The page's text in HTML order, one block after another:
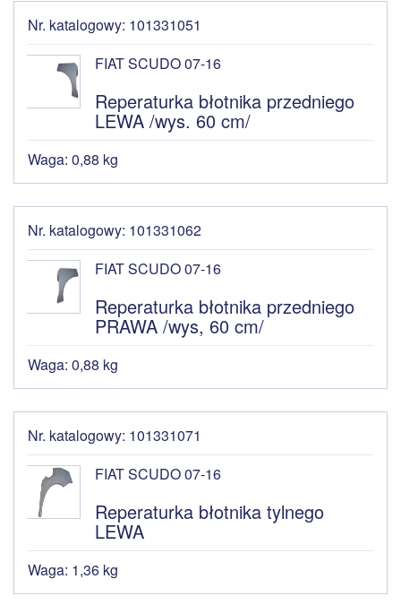
Nr. katalogowy: 101331051
FIAT SCUDO 07-16
Reperaturka błotnika przedniego
LEWA /wys. 60 cm/
Waga: 0,88 kg
Nr. katalogowy: 101331062
FIAT SCUDO 07-16
Reperaturka błotnika przedniego
PRAWA /wys, 60 cm/
Waga: 0,88 kg
Nr. katalogowy: 101331071
FIAT SCUDO 07-16
Reperaturka błotnika tylnego
LEWA
Waga: 1,36 kg